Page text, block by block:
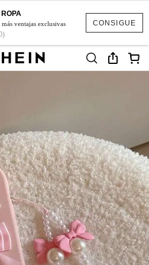
CONSIGUE
ventajas exclusivas